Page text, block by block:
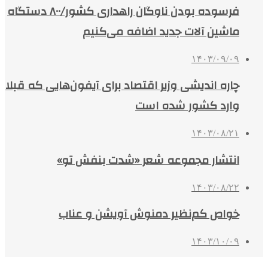
فرسوده بودن ناوگان راهداری کشور/۸۰۰ دستگاه
ماشین آلات جدید اضافه می‌کنیم
۱۴۰۳/۰۹/۰۹
چاره اندیشی وزیر اقتصاد برای آیفون‌هایی که قبلا
وارد کشور شده است
۱۴۰۳/۰۸/۲۱
انتشار مجموعه شعر «شدت بنفش تو»
۱۴۰۳/۰۸/۲۲
خواص کم‌نظیر دمنوش آویشن و عناب
۱۴۰۳/۱۰/۰۹